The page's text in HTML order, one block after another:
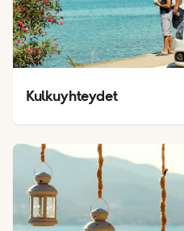
Kulkuyhteydet